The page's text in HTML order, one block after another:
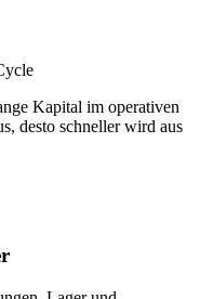
Kapital im operativen
desto schneller wird aus